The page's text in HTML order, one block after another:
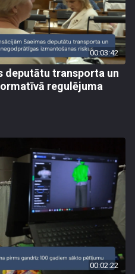
00:03:42
deputātu transporta un
regulējuma
00:02:22